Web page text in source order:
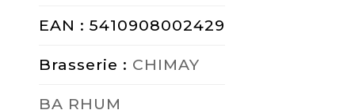
NOUS CONTACTER
EAN : 5410908002429
Brasserie : CHIMAY
BA RHUM